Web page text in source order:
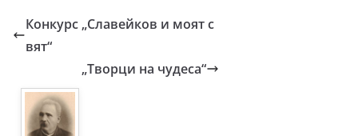
Конкурс „Славейков и моят с
вят“
„Творци на чудеса“